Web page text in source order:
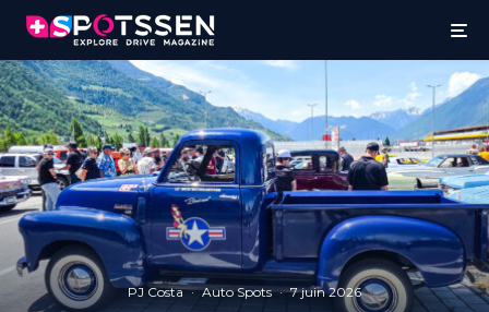
PJ Costa · Auto Spots · 7 juin 2026